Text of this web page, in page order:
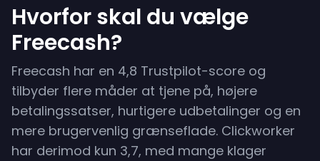
Hvorfor skal du vælge
Freecash?
Freecash har en 4,8 Trustpilot-score og
tilbyder flere måder at tjene på, højere
betalingssatser, hurtigere udbetalinger og en
mere brugervenlig grænseflade. Clickworker
har derimod kun 3,7, med mange klager